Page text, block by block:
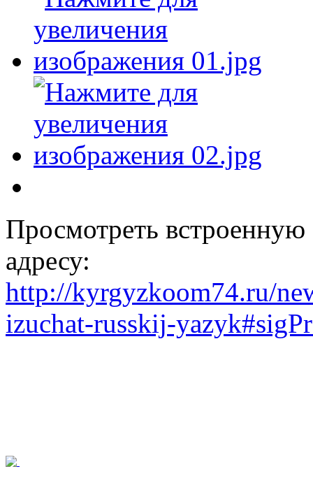
Просмотреть
адресу:
http://kyrgyzkoom74.ru/
izuchat-russkij-